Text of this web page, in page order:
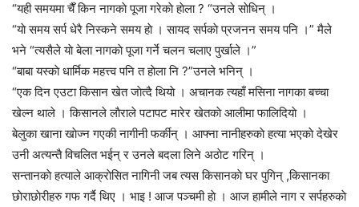
“यही समयमा चैँ किन नागकाे पूजा गरेकाे हाेला ? “उनले साेधिन् ।
“याे समय सर्प धेरै निस्कने समय हाे । सायद सर्पकाे प्रजनन समय पनि ।” मैले
भने “त्यसैले याे बेला नागकाे पूजा गर्ने चलन चलाए पुर्खाले ।”
“बाबा यस्काे धार्मिक महत्त्व पनि त हाेला नि ?”उनले भनिन् ।
“एक दिन एउटा किसान खेत जाेत्दै थियाे । अचानक त्यहाँ मसिना नागका बच्चा
खेल्न थाले । किसानले लाैराले पटापट मारेर खेतकाे आलीमा फालिदियाे ।
बेलुका खाना खाेज्न गएकी नागीनी फर्कीन् । आफ्ना नानीहरुकाे हत्या भएकाे देखेर
उनी अत्यन्तै विचलित भईन् र उनले बदला लिने अठाेट गरिन् ।
सन्तानकाे हत्याले आक्राेसित नागिनी जब त्यस किसानकाे घर पुगिन् ,किसानका
छाेराछाेरीहरु गफ गर्दै थिए । भाइ ! आज पञ्चमी हाे । आज हामीले नाग र सर्पहरुकाे